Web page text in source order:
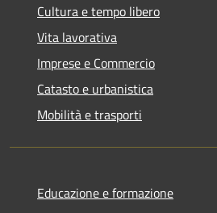
Cultura e tempo libero
Vita lavorativa
Imprese e Commercio
Catasto e urbanistica
Mobilità e trasporti
Educazione e formazione